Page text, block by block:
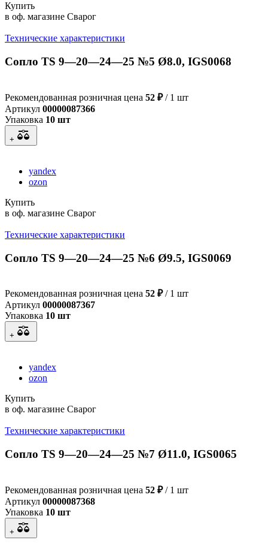
Купить
в оф. магазине Сварог
Технические характеристики
Сопло TS 9—20—24—25 №5 Ø8.0, IGS0068
Рекомендованная розничная цена 52 ₽/ 1 шт
Артикул 00000087366
Упаковка 10 шт
+
yandex
ozon
Купить
в оф. магазине Сварог
Технические характеристики
Сопло TS 9—20—24—25 №6 Ø9.5, IGS0069
Рекомендованная розничная цена 52 ₽/ 1 шт
Артикул 00000087367
Упаковка 10 шт
+
yandex
ozon
Купить
в оф. магазине Сварог
Технические характеристики
Сопло TS 9—20—24—25 №7 Ø11.0, IGS0065
Рекомендованная розничная цена 52 ₽/ 1 шт
Артикул 00000087368
Упаковка 10 шт
+